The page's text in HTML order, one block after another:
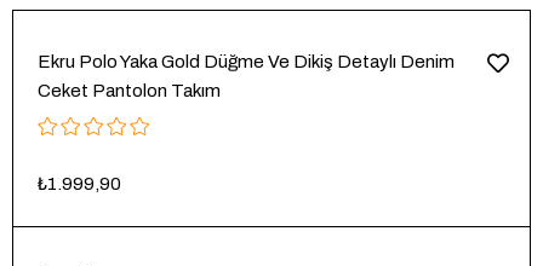
Ekru Polo Yaka Gold Düğme Ve Dikiş Detaylı Denim
Ceket Pantolon Takım
₺1.999,90